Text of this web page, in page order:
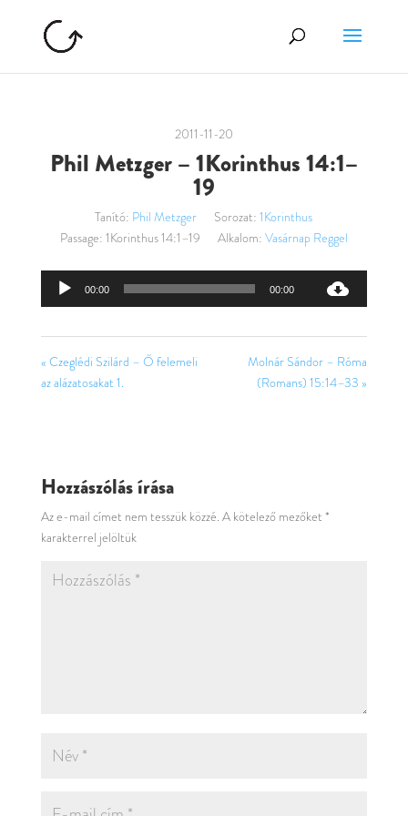
2011-11-20
Phil Metzger – 1Korinthus 14:1–
19
Tanító: Phil Metzger Sorozat: 1Korinthus
Passage: 1Korinthus 14:1–19 Alkalom: Vasárnap Reggel
Audió
00:00 00:00
« Czeglédi Szilárd – Ő felemeli
az alázatosakat 1.
Molnár Sándor – Róma
(Romans) 15:14–33 »
Hozzászólás írása
Az e-mail címet nem tesszük közzé. A kötelező mezőket *
karakterrel jelöltük